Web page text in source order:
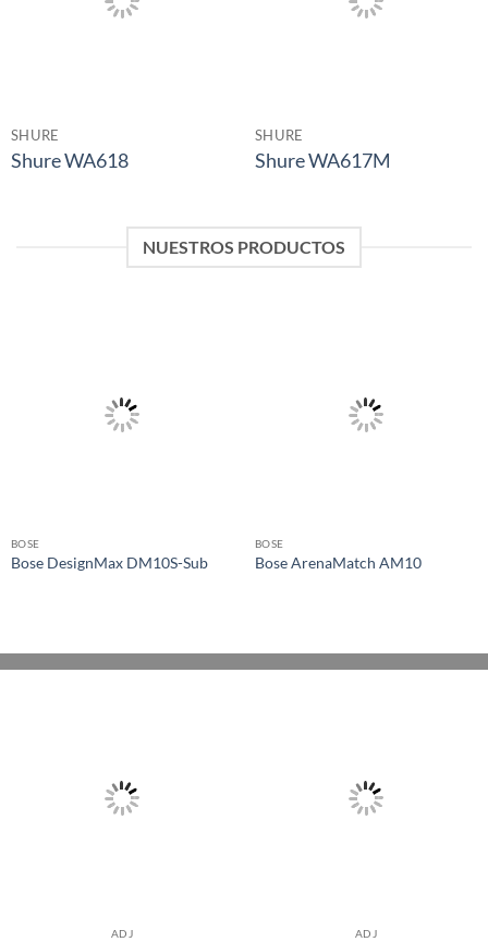
SHURE
Shure WA618
SHURE
Shure WA617M
NUESTROS PRODUCTOS
BOSE
Bose DesignMax DM10S-Sub
BOSE
Bose ArenaMatch AM10
ADJ ADJ